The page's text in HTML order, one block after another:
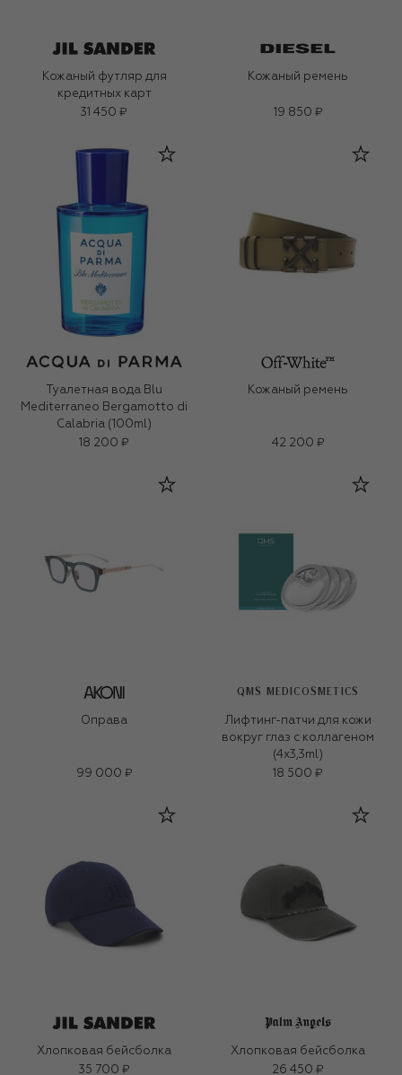
Кожаный футляр для
кредитных карт
31 450 ₽
Кожаный ремень
19 850 ₽
Туалетная вода Blu
Mediterraneo Bergamotto di
Calabria (100ml)
18 200 ₽
Кожаный ремень
42 200 ₽
Оправа
99 000 ₽
QMS MEDICOSMETICS
Лифтинг-патчи для кожи
вокруг глаз с коллагеном
(4x3,3ml)
18 500 ₽
Хлопковая бейсболка
35 700 ₽
Хлопковая бейсболка
26 450 ₽